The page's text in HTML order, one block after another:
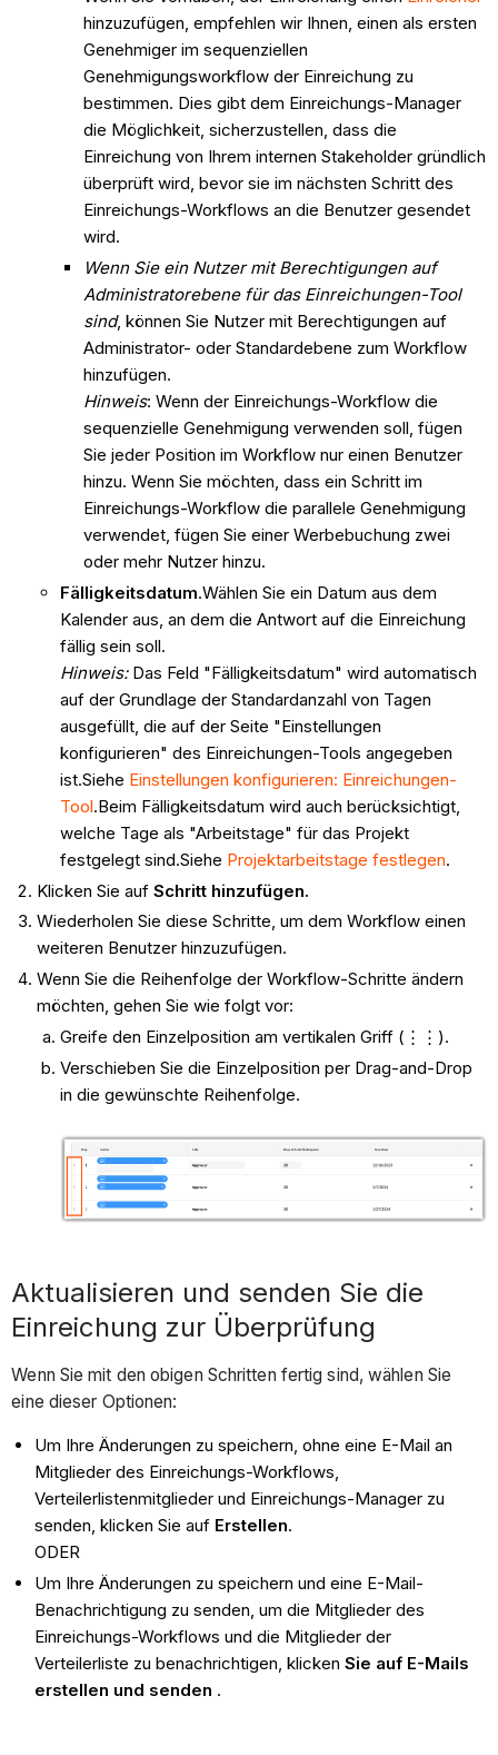
hinzuzufügen, empfehlen wir Ihnen, einen als ersten
Genehmiger im sequenziellen
Genehmigungsworkflow der Einreichung zu
bestimmen. Dies gibt dem Einreichungs-Manager
die Möglichkeit, sicherzustellen, dass die
Einreichung von Ihrem internen Stakeholder gründlich
überprüft wird, bevor sie im nächsten Schritt des
Einreichungs-Workflows an die Benutzer gesendet
wird.
Wenn Sie ein Nutzer mit Berechtigungen auf
Administratorebene für das Einreichungen-Tool
sind, können Sie Nutzer mit Berechtigungen auf
Administrator- oder Standardebene zum Workflow
hinzufügen.
Hinweis: Wenn der Einreichungs-Workflow die
sequenzielle Genehmigung verwenden soll, fügen
Sie jeder Position im Workflow nur einen Benutzer
hinzu. Wenn Sie möchten, dass ein Schritt im
Einreichungs-Workflow die parallele Genehmigung
verwendet, fügen Sie einer Werbebuchung zwei
oder mehr Nutzer hinzu.
Fälligkeitsdatum.Wählen Sie ein Datum aus dem
Kalender aus, an dem die Antwort auf die Einreichung
fällig sein soll.
Hinweis: Das Feld "Fälligkeitsdatum" wird automatisch
auf der Grundlage der Standardanzahl von Tagen
ausgefüllt, die auf der Seite "Einstellungen
konfigurieren" des Einreichungen-Tools angegeben
ist.Siehe Einstellungen konfigurieren: Einreichungen-
Tool.Beim Fälligkeitsdatum wird auch berücksichtigt,
welche Tage als "Arbeitstage" für das Projekt
festgelegt sind.Siehe Projektarbeitstage festlegen.
Klicken Sie auf Schritt hinzufügen.
Wiederholen Sie diese Schritte, um dem Workflow einen
weiteren Benutzer hinzuzufügen.
Wenn Sie die Reihenfolge der Workflow-Schritte ändern
möchten, gehen Sie wie folgt vor:
Greife den Einzelposition am vertikalen Griff (⋮⋮).
Verschieben Sie die Einzelposition per Drag-and-Drop
in die gewünschte Reihenfolge.
Aktualisieren und senden Sie die
Einreichung zur Überprüfung
Wenn Sie mit den obigen Schritten fertig sind, wählen Sie
eine dieser Optionen:
Um Ihre Änderungen zu speichern, ohne eine E-Mail an
Mitglieder des Einreichungs-Workflows,
Verteilerlistenmitglieder und Einreichungs-Manager zu
senden, klicken Sie auf Erstellen.
ODER
Um Ihre Änderungen zu speichern und eine E-Mail-
Benachrichtigung zu senden, um die Mitglieder des
Einreichungs-Workflows und die Mitglieder der
Verteilerliste zu benachrichtigen, klickenSie auf E-Mails
erstellen und senden .